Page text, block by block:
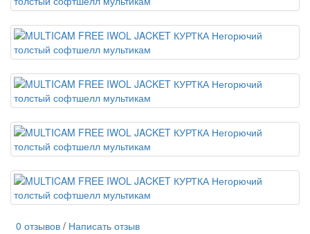
0 отзывов / Написать отзыв